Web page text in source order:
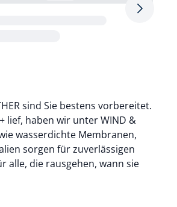
Pfeil
sind Sie bestens vorbereitet.
lief, haben wir unter WIND &
wasserdichte Membranen,
sorgen für zuverlässigen
alle, die rausgehen, wann sie